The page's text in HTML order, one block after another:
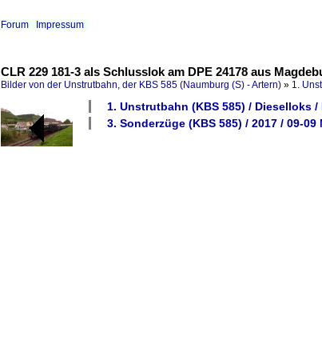
Forum Impressum
CLR 229 181-3 als Schlusslok am DPE 24178 aus
Bilder von der Unstrutbahn, der KBS 585 (Naumburg (S) - Artern) » 1.
1. Unstrutbahn (KBS 585) / Dieselloks /
3. Sonderzüge (KBS 585) / 2017 / 09-